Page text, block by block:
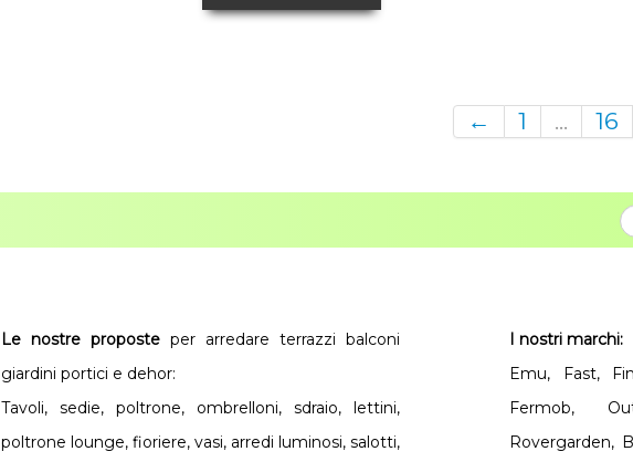
← 1 ... 16
Le nostre proposte per arredare terrazzi balconi
giardini portici e dehor:
Tavoli, sedie, poltrone, ombrelloni, sdraio, lettini,
poltrone lounge, fioriere, vasi, arredi luminosi, salotti,
I nostri marchi:
Emu, Fast,
Fermob,
Rovergarden,